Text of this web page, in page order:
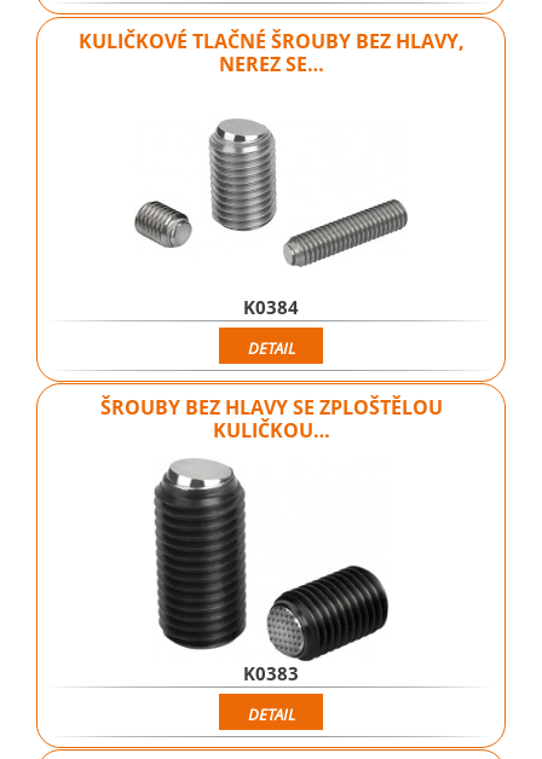
KULIČKOVÉ TLAČNÉ ŠROUBY BEZ HLAVY,
NEREZ SE…
K0384
DETAIL
ŠROUBY BEZ HLAVY SE ZPLOŠTĚLOU
KULIČKOU…
K0383
DETAIL